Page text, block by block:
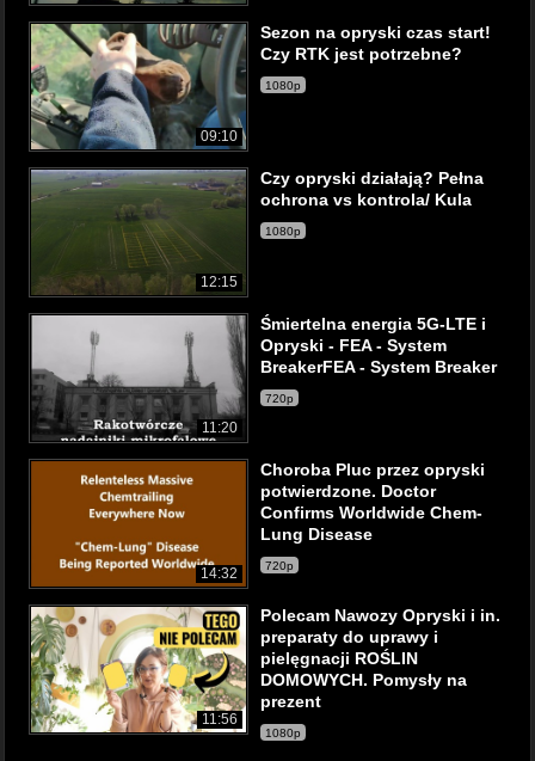
09:10
Sezon na opryski czas start!
Czy RTK jest potrzebne?
1080p
12:15
Czy opryski działają? Pełna
ochrona vs kontrola/ Kula
1080p
11:20
Śmiertelna energia 5G-LTE i
Opryski - FEA - System
BreakerFEA - System Breaker
720p
14:32
Choroba Pluc przez opryski
potwierdzone. Doctor
Confirms Worldwide Chem-
Lung Disease
720p
11:56
Polecam Nawozy Opryski i in.
preparaty do uprawy i
pielęgnacji ROŚLIN
DOMOWYCH. Pomysły na
prezent
1080p